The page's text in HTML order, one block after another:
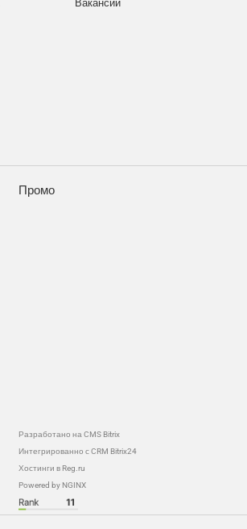
Вакансии
Промо
Разработано на CMS Bitrix
Интегрированно с CRM Bitrix24
Хостинги в Reg.ru
Powered by NGINX